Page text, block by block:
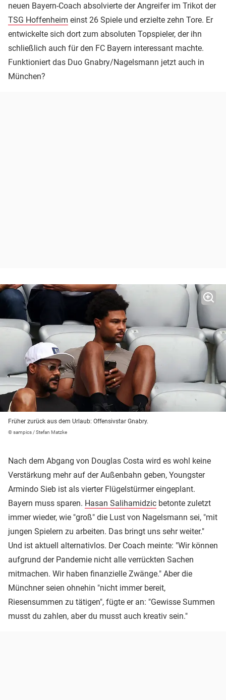
neuen Bayern-Coach absolvierte der Angreifer im Trikot der
TSG Hoffenheim einst 26 Spiele und erzielte zehn Tore. Er
entwickelte sich dort zum absoluten Topspieler, der ihn
schließlich auch für den FC Bayern interessant machte.
Funktioniert das Duo Gnabry/Nagelsmann jetzt auch in
München?
Früher zurück aus dem Urlaub: Offensivstar Gnabry.
© sampics / Stefan Matzke
Nach dem Abgang von Douglas Costa wird es wohl keine
Verstärkung mehr auf der Außenbahn geben, Youngster
Armindo Sieb ist als vierter Flügelstürmer eingeplant.
Bayern muss sparen. Hasan Salihamidzic betonte zuletzt
immer wieder, wie "groß" die Lust von Nagelsmann sei, "mit
jungen Spielern zu arbeiten. Das bringt uns sehr weiter."
Und ist aktuell alternativlos. Der Coach meinte: "Wir können
aufgrund der Pandemie nicht alle verrückten Sachen
mitmachen. Wir haben finanzielle Zwänge." Aber die
Münchner seien ohnehin "nicht immer bereit,
Riesensummen zu tätigen", fügte er an: "Gewisse Summen
musst du zahlen, aber du musst auch kreativ sein."